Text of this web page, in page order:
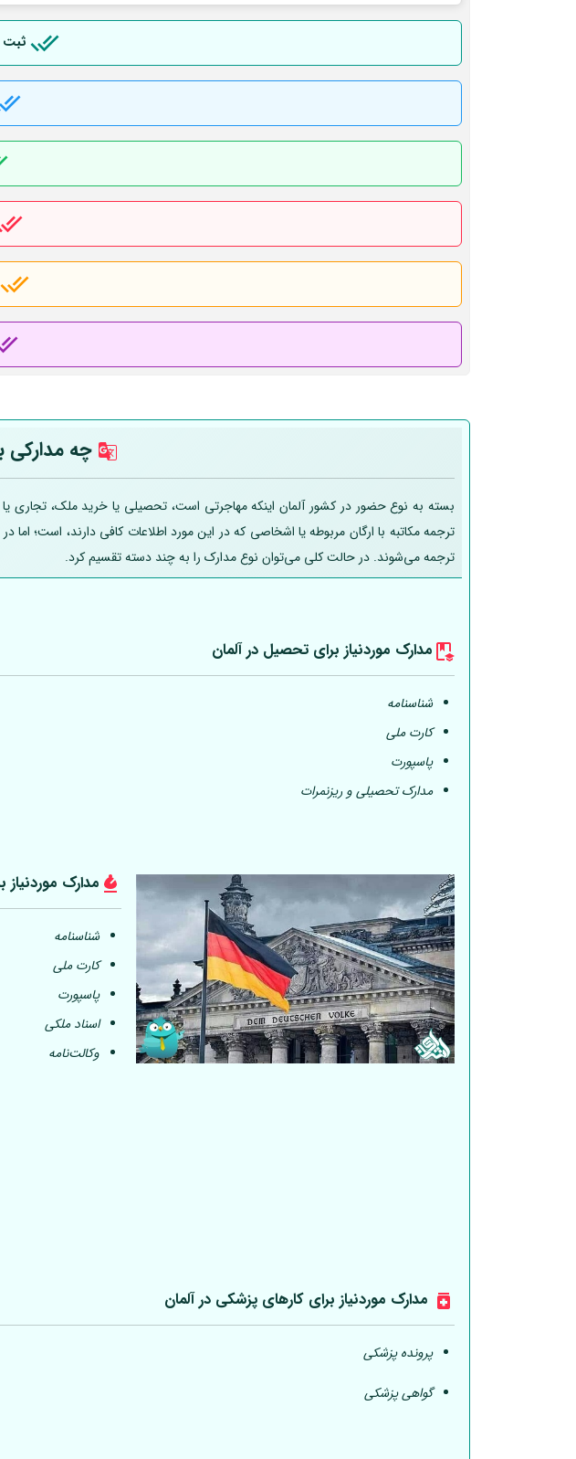
ثبت
چه مدارکی
بسته به نوع حضور در کشور آلمان اینکه مهاجرتی است، تحصیلی یا خرید ملک، تجاری
ترجمه مکاتبه با ارگان مربوطه یا اشخاصی که در این مورد اطلاعات کافی دارند، است؛
ترجمه می‌شوند. در حالت کلی می‌توان نوع مدارک را به چند دسته تقسیم کرد.
مدارک موردنیاز برای تحصیل درآلمان
شناسنامه
کارت ملی
پاسپورت
مدارک تحصیلی و ریزنمرات
مدارک
شناسنامه
کارت ملی
پاسپورت
اسناد ملکی
وکالت‌نامه
مدارک موردنیاز برای کارهای پزشکی درآلمان
پرونده پزشکی
گواهی پزشکی